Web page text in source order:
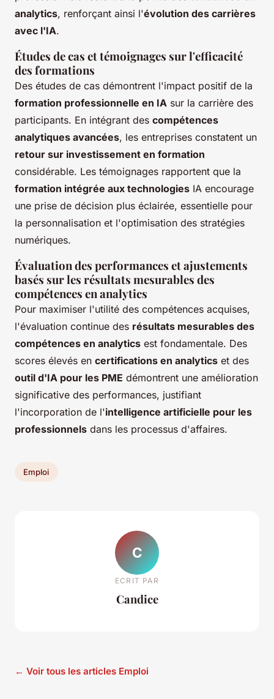
analytics, renforçant ainsi l'évolution des carrières
avec l'IA.
Études de cas et témoignages sur l'efficacité
des formations
Des études de cas démontrent l'impact positif de la
formation professionnelle en IA sur la carrière des
participants. En intégrant des compétences
analytiques avancées, les entreprises constatent un
retour sur investissement en formation
considérable. Les témoignages rapportent que la
formation intégrée aux technologies IA encourage
une prise de décision plus éclairée, essentielle pour
la personnalisation et l'optimisation des stratégies
numériques.
Évaluation des performances et ajustements
basés sur les résultats mesurables des
compétences en analytics
Pour maximiser l'utilité des compétences acquises,
l'évaluation continue des résultats mesurables des
compétences en analytics est fondamentale. Des
scores élevés en certifications en analytics et des
outil d'IA pour les PME démontrent une amélioration
significative des performances, justifiant
l'incorporation de l'intelligence artificielle pour les
professionnels dans les processus d'affaires.
Emploi
C
ECRIT PAR
Candice
← Voir tous les articles Emploi